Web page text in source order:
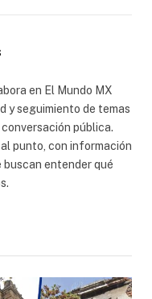
en El Mundo MX
y seguimiento de temas
pública.
punto, con información
entender qué